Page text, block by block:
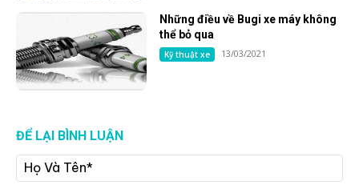
Những điều về Bugi xe máy không
thể bỏ qua
Kỹ thuật xe 13/03/2021
ĐỂ LẠI BÌNH LUẬN
Và